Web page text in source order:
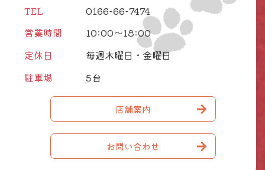
TEL
0166-66-7474
営業時間
10:00～18:00
定休日
毎週木曜日・金曜日
駐車場
5台
店舗案内
お問い合わせ